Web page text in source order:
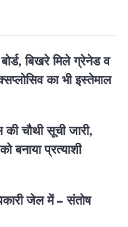
बिखरे मिले ग्रेनेड व
का भी इस्तेमाल
चौथी सूची जारी,
बनाया प्रत्याशी
जेल में – संतोष